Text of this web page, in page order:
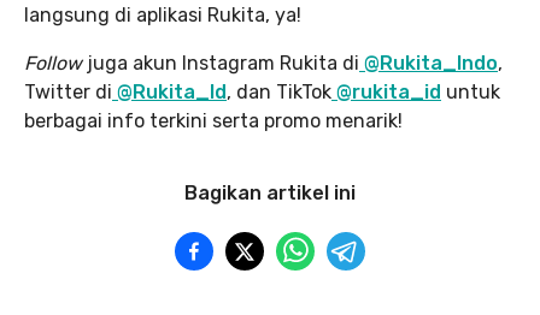
langsung di aplikasi Rukita, ya!
Follow juga akun Instagram Rukita di @Rukita_Indo,
Twitter di @Rukita_Id , dan TikTok @rukita_id untuk
berbagai info terkini serta promo menarik!
Bagikan artikel ini